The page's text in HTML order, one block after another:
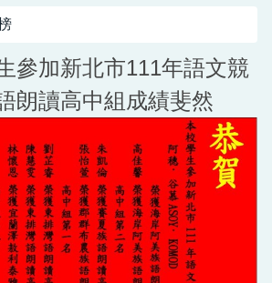
參加新北市111年語文競
朗讀高中組成績斐然